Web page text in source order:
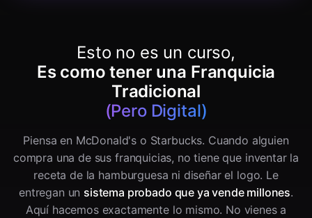
Esto no es un curso,
Es como tener una Franquicia
Tradicional
(Pero Digital)
Piensa en McDonald's o Starbucks. Cuando alguien
compra una de sus franquicias, no tiene que inventar la
receta de la hamburguesa ni diseñar el logo. Le
entregan un sistema probado que ya vende millones.
Aquí hacemos exactamente lo mismo. No vienes a